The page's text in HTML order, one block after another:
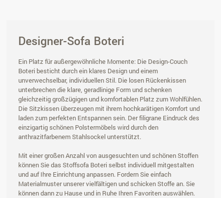
Designer-Sofa Boteri
Ein Platz für außergewöhnliche Momente: Die Design-Couch
Boteri besticht durch ein klares Design und einem
unverwechselbar, individuellen Stil. Die losen Rückenkissen
unterbrechen die klare, geradlinige Form und schenken
gleichzeitig großzügigen und komfortablen Platz zum Wohlfühlen.
Die Sitzkissen überzeugen mit ihrem hochkarätigen Komfort und
laden zum perfekten Entspannen sein. Der filigrane Eindruck des
einzigartig schönen Polstermöbels wird durch den
anthrazitfarbenem Stahlsockel unterstützt.
Mit einer großen Anzahl von ausgesuchten und schönen Stoffen
können Sie das Stoffsofa Boteri selbst individuell mitgestalten
und auf Ihre Einrichtung anpassen. Fordern Sie einfach
Materialmuster unserer vielfältigen und schicken Stoffe an. Sie
können dann zu Hause und in Ruhe Ihren Favoriten auswählen.